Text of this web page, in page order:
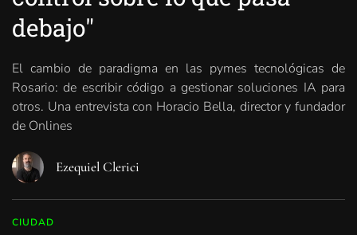
debajo"
El cambio de paradigma en las pymes tecnológicas de
Rosario: de escribir código a gestionar soluciones IA para
otros. Una entrevista con Horacio Bella, director y fundador
de Onlines
Ezequiel Clerici
CIUDAD